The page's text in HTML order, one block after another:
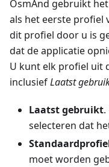
OsmAnd gebruikt
als het eerste profiel
dit profiel door u is
dat de applicatie
U kunt elk profiel uit
inclusiefLaatst
Laatst gebruikt
selecteren dat
moet worden